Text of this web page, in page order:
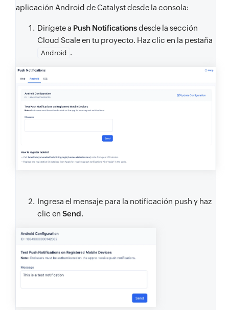
aplicación Android de Catalyst desde la consola:
Dirígete a Push Notificationsdesde la sección
Cloud Scale en tu proyecto. Haz clic en la pestaña
Android .
Ingresa el mensaje para la notificación push y haz
clic en Send.